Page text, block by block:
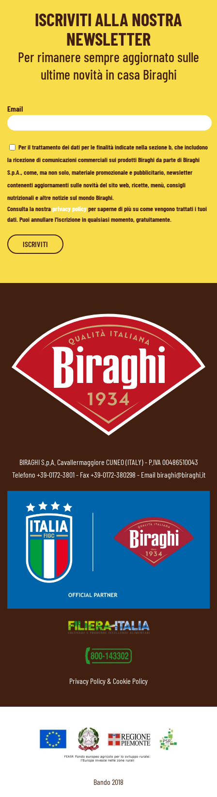
ISCRIVITI ALLA NOSTRA
NEWSLETTER
Per rimanere sempre aggiornato sulle
ultime novità in casa Biraghi
Email
Per il trattamento dei dati per le finalità indicate nella sezione b, che includono
la ricezione di comunicazioni commerciali sui prodotti Biraghi da parte di Biraghi
S.p.A., come, ma non solo, materiale promozionale e pubblicitario, newsletter
contenenti aggiornamenti sulle novità del sito web, ricette, menù, consigli
nutrizionali e altre notizie sul mondo Biraghi.
Consulta la nostraprivacy policyper saperne di più su come vengono trattati i tuoi
dati. Puoi annullare l'iscrizione in qualsiasi momento, gratuitamente.
BIRAGHI S.p.A. Cavallermaggiore CUNEO (ITALY) - P.IVA 00486510043
Telefono +39-0172-3801- Fax +39-0172-380298 - Email biraghi@biraghi.it
Privacy Policy & Cookie Policy
Bando 2018